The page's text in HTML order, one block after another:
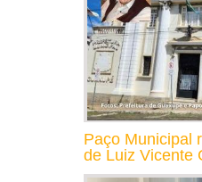
Paço Municipal
de Luiz Vicente